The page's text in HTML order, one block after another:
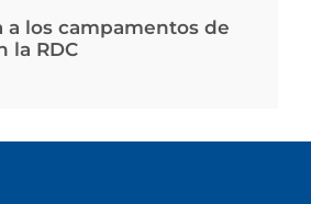
a los campamentos de
la RDC